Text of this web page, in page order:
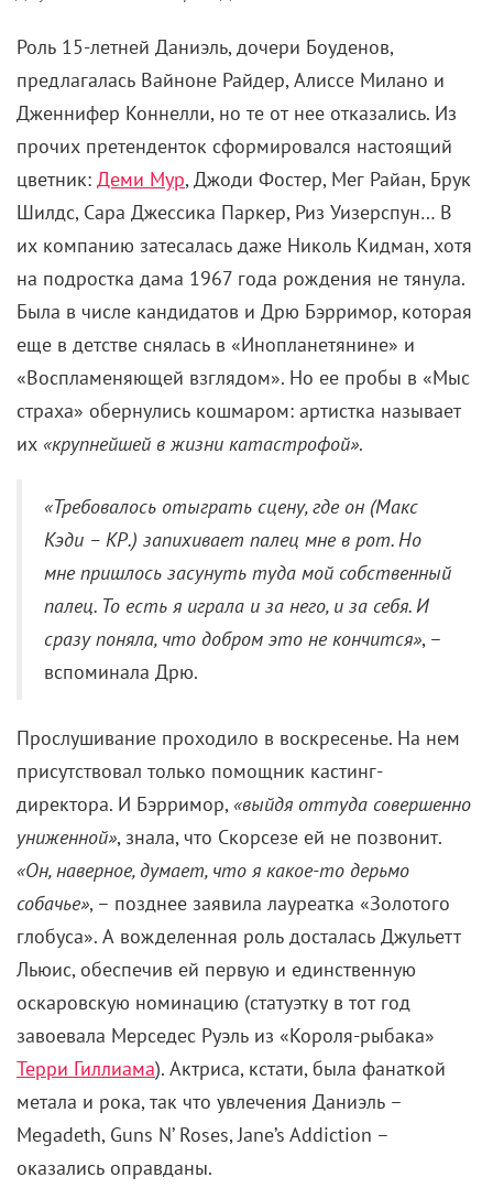
глобуса». А вожделенная роль досталась Джульетт
Льюис, обеспечив ей первую и единственную
оскаровскую номинацию (статуэтку в тот год
завоевала Мерседес Руэль из «Короля-рыбака»
Терри Гиллиама). Актриса, кстати, была фанаткой
метала и рока, так что увлечения Даниэль –
Megadeth, Guns N’ Roses, Jane’s Addiction –
оказались оправданы.
Старикам тут место
Роберт Митчем и Ник Нолти
Грегори Пек, душегуба Кэди – Роберт Митчем, а
начальника полиции – Мартин Болсам. Троица
ветеранов погостила и во втором «Мысе», причем,
как и на должности режиссера, не обошлось без
рокировки. Митчем сыграл полицейского, по мере
сил помогающего Боудену остановить Кэди. Пек в
одной из своих прощальных ролей заделался
скользким юристом, который, напротив, старается
Кэди отмазать. Болсам же исполнил партию судьи,
что позволило ему вернуться в форму после
инсульта и позже сняться еще в нескольких
фильмах. Пек с Митчемом, правда, в общих сценах
не появляются: на площадке картины 1961 года
они не ладили, а во время съемок